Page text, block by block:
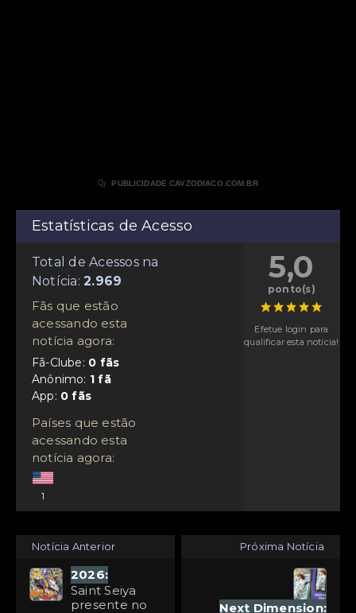
 PUBLICIDADE CAVZODIACO.COM.BR
Estatísticas de Acesso
Total de Acessos na
Notícia:
Fãs que estão
acessando esta
notícia agora:
Fã-Clube:
Anônimo:
App:
Países que estão
acessando esta
notícia agora:
1
5,0
ponto(s)
Efetue login para
qualificar esta notícia!
Notícia Anterior
2026:
Saint Seiya
presente no
Próxima Notícia
Next Dimension: